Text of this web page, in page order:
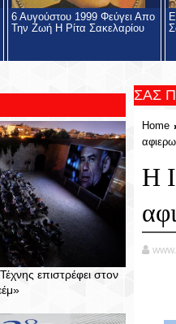
6 Αυγούστου 1999 Φεύγει Απο
Την Ζωή Η Ρίτα Σακελαρίου
επιστρέφει στον
ΣΑΣ
Home
Η